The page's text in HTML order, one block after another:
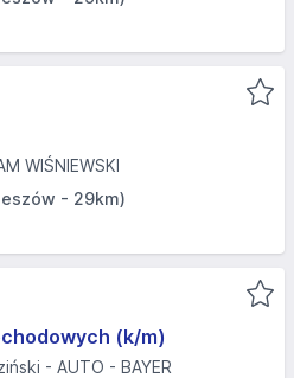
WIŚNIEWSKI
- 29km)
(k/m)
- AUTO - BAYER